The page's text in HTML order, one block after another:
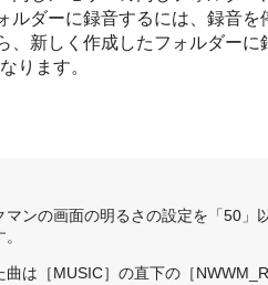
ルダーに録音するには、録音
、新しく作成したフォルダー
ります。
マンの画面の明るさの設定を「50」
曲は［MUSIC］の直下の［